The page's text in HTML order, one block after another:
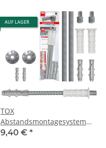
AUF LAGER
TOX
Abstandsmontagesystem
Thermo Proof Mini M8 x 160
9,40 € *